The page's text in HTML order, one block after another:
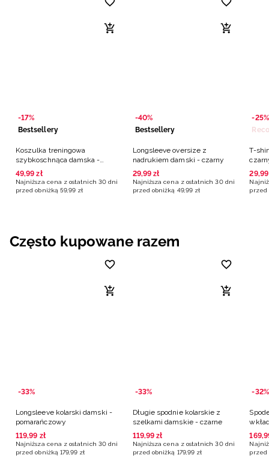
-17%
Bestsellery
Koszulka treningowa
szybkoschnąca damska -
czarna
49,99 zł
Najniższa cena z ostatnich 30 dni
przed obniżką 59,99 zł
-40%
Bestsellery
Longsleeve oversize z
nadrukiem damski - czarny
29,99 zł
Najniższa cena z ostatnich 30 dni
przed obniżką 49,99 zł
-25%
T-
29,99
przed
Często kupowane razem
-33%
Longsleeve kolarski damski -
pomarańczowy
119,99 zł
Najniższa cena z ostatnich 30 dni
przed obniżką 179,99 zł
-33%
Długie spodnie kolarskie z
szelkami damskie - czarne
119,99 zł
Najniższa cena z ostatnich 30 dni
przed obniżką 179,99 zł
-32%
169,
przed